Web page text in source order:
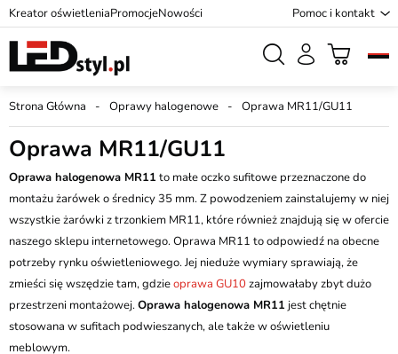
Kreator oświetleniaPromocjeNowości Pomoc i kontakt
Strona Główna Oprawy halogenowe Oprawa MR11/GU11
Oprawa MR11/GU11
Oprawa halogenowa MR11 to małe oczko sufitowe przeznaczone do
montażu żarówek o średnicy 35 mm. Z powodzeniem zainstalujemy w niej
wszystkie żarówki z trzonkiem MR11, które również znajdują się w ofercie
naszego sklepu internetowego. Oprawa MR11 to odpowiedź na obecne
potrzeby rynku oświetleniowego. Jej nieduże wymiary sprawiają, że
zmieści się wszędzie tam, gdzieoprawa GU10 zajmowałaby zbyt dużo
przestrzeni montażowej.Oprawa halogenowa MR11 jest chętnie
stosowana w sufitach podwieszanych, ale także w oświetleniu
meblowym.